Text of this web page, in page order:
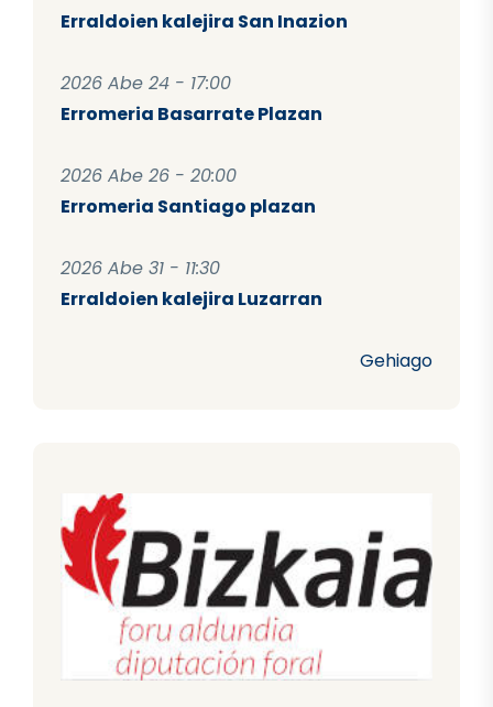
Erraldoien kalejira San Inazion
2026 Abe 24 - 17:00
Erromeria Basarrate Plazan
2026 Abe 26 - 20:00
Erromeria Santiago plazan
2026 Abe 31 - 11:30
Erraldoien kalejira Luzarran
Gehiago